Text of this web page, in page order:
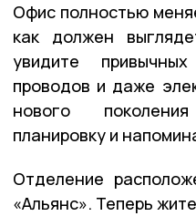
Офис полностью
как должен
увидите
проводов и даже
нового
планировку и
Отделение
«Альянс». Теперь